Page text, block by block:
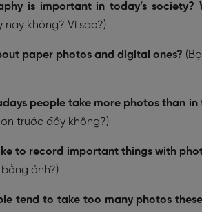
is important in today’s society?
không? Vì sao?)
paper photos and digital ones?
people take more photos than in
trước đây không?)
to record important things with
ảnh?)
tend to take too many photos